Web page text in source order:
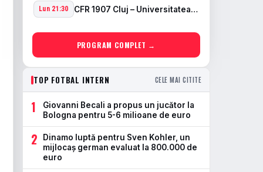
Lun 21:30 CFR 1907 Cluj – Universitatea Cluj
PROGRAM COMPLET →
TOP FOTBAL INTERN CELE MAI CITITE
1
Giovanni Becali a propus un jucător la
Bologna pentru 5-6 milioane de euro
2
Dinamo luptă pentru Sven Kohler, un
mijlocaș german evaluat la 800.000 de
euro